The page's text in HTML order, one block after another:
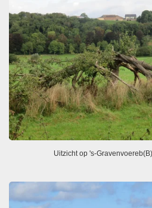
Uitzicht op 's-